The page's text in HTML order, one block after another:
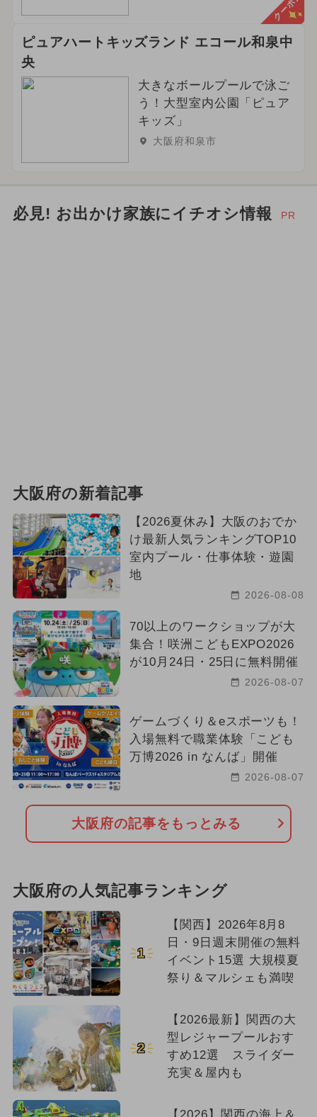
クーポン
ピュアハートキッズランド エコール和泉中
央
大きなボールプールで泳ご
う！大型室内公園「ピュア
キッズ」
大阪府和泉市
必見! お出かけ家族にイチオシ情報 PR
大阪府の新着記事
【2026夏休み】大阪のおでか
け最新人気ランキングTOP10
室内プール・仕事体験・遊園
地
2026-08-08
70以上のワークショップが大
集合！咲洲こどもEXPO2026
が10月24日・25日に無料開催
2026-08-07
ゲームづくり＆eスポーツも！
入場無料で職業体験「こども
万博2026 in なんば」開催
2026-08-07
大阪府の記事をもっとみる
大阪府の人気記事ランキング
1
【関西】2026年8月8
日・9日週末開催の無料
イベント15選 大規模夏
祭り＆マルシェも満喫
2
【2026最新】関西の大
型レジャープールおす
すめ12選 スライダー
充実＆屋内も